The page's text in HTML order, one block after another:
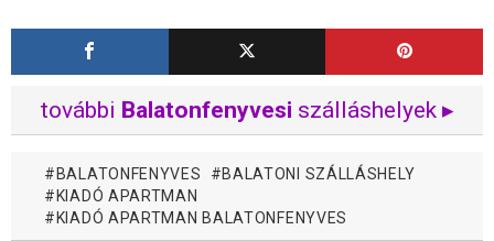
további Balatonfenyvesi szálláshelyek ▸
BALATONFENYVES
BALATONI SZÁLLÁSHELY
KIADÓ APARTMAN
KIADÓ APARTMAN BALATONFENYVES